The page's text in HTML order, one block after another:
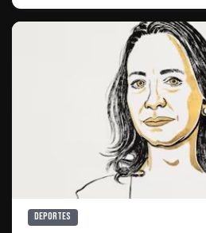
Deportes